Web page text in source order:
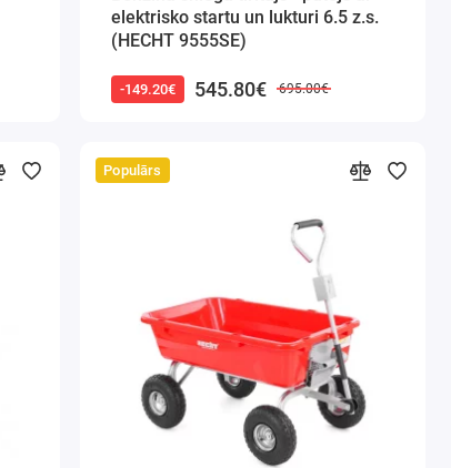
elektrisko startu un lukturi 6.5 z.s.
(HECHT 9555SE)
-149.20€ 545.80€ 695.00€
Populārs